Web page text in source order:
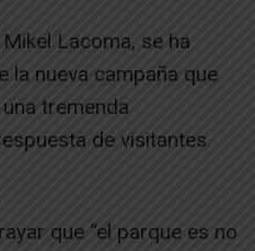
Lacoma, se ha
la nueva campaña que
tremenda
de visitantes
que “el parque es no